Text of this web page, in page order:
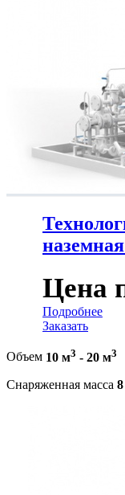
Цена
Подробнее
Заказать
Объем 10 м3 - 20 м3
Снаряженная масса